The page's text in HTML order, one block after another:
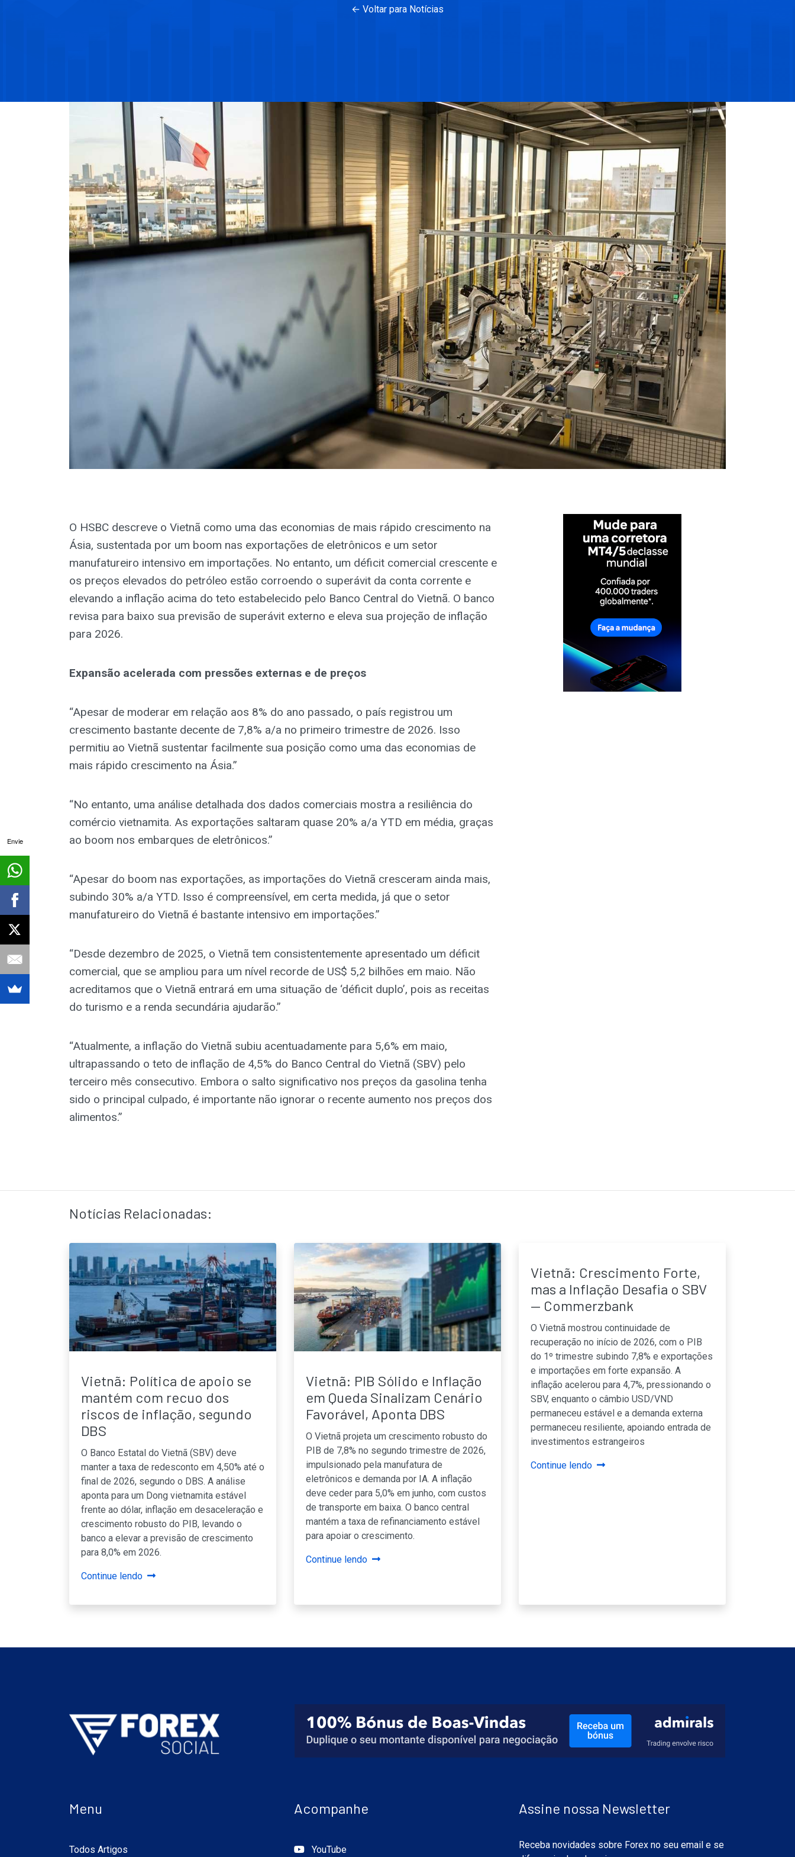
← Voltar para Notícias
O HSBC descreve o Vietnã como uma das economias de mais rápido crescimento na
Ásia, sustentada por um boom nas exportações de eletrônicos e um setor
manufatureiro intensivo em importações. No entanto, um déficit comercial crescente e
os preços elevados do petróleo estão corroendo o superávit da conta corrente e
elevando a inflação acima do teto estabelecido pelo Banco Central do Vietnã. O banco
revisa para baixo sua previsão de superávit externo e eleva sua projeção de inflação
para 2026.
Expansão acelerada com pressões externas e de preços
“Apesar de moderar em relação aos 8% do ano passado, o país registrou um
crescimento bastante decente de 7,8% a/a no primeiro trimestre de 2026. Isso
permitiu ao Vietnã sustentar facilmente sua posição como uma das economias de
mais rápido crescimento na Ásia.”
“No entanto, uma análise detalhada dos dados comerciais mostra a resiliência do
comércio vietnamita. As exportações saltaram quase 20% a/a YTD em média, graças
ao boom nos embarques de eletrônicos.”
“Apesar do boom nas exportações, as importações do Vietnã cresceram ainda mais,
subindo 30% a/a YTD. Isso é compreensível, em certa medida, já que o setor
manufatureiro do Vietnã é bastante intensivo em importações.”
“Desde dezembro de 2025, o Vietnã tem consistentemente apresentado um déficit
comercial, que se ampliou para um nível recorde de US$ 5,2 bilhões em maio. Não
acreditamos que o Vietnã entrará em uma situação de ‘déficit duplo’, pois as receitas
do turismo e a renda secundária ajudarão.”
“Atualmente, a inflação do Vietnã subiu acentuadamente para 5,6% em maio,
ultrapassando o teto de inflação de 4,5% do Banco Central do Vietnã (SBV) pelo
terceiro mês consecutivo. Embora o salto significativo nos preços da gasolina tenha
sido o principal culpado, é importante não ignorar o recente aumento nos preços dos
alimentos.”
Notícias Relacionadas:
Vietnã: Política de apoio se
mantém com recuo dos
riscos de inflação, segundo
DBS
O Banco Estatal do Vietnã (SBV) deve
manter a taxa de redesconto em 4,50% até o
final de 2026, segundo o DBS. A análise
aponta para um Dong vietnamita estável
frente ao dólar, inflação em desaceleração e
crescimento robusto do PIB, levando o
banco a elevar a previsão de crescimento
para 8,0% em 2026.
Continue lendo
Vietnã: PIB Sólido e Inflação
em Queda Sinalizam Cenário
Favorável, Aponta DBS
O Vietnã projeta um crescimento robusto do
PIB de 7,8% no segundo trimestre de 2026,
impulsionado pela manufatura de
eletrônicos e demanda por IA. A inflação
deve ceder para 5,0% em junho, com custos
de transporte em baixa. O banco central
mantém a taxa de refinanciamento estável
para apoiar o crescimento.
Continue lendo
Vietnã: Crescimento Forte,
mas a Inflação Desafia o SBV
— Commerzbank
O Vietnã mostrou continuidade de
recuperação no início de 2026, com o PIB
do 1º trimestre subindo 7,8% e exportações
e importações em forte expansão. A
inflação acelerou para 4,7%, pressionando o
SBV, enquanto o câmbio USD/VND
permaneceu estável e a demanda externa
permaneceu resiliente, apoiando entrada de
investimentos estrangeiros
Continue lendo
Menu
Todos Artigos
Acompanhe
YouTube
Assine nossa Newsletter
Receba novidades sobre Forex no seu email e se
Envie